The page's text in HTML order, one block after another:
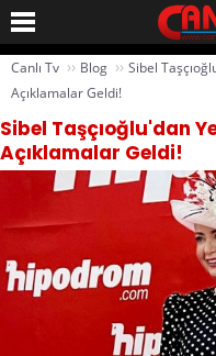
Canlı Tv ›› Blog ›› Sibel
Açıklamalar Geldi!
Sibel Taşçıoğlu'dan
Açıklamalar Geldi!